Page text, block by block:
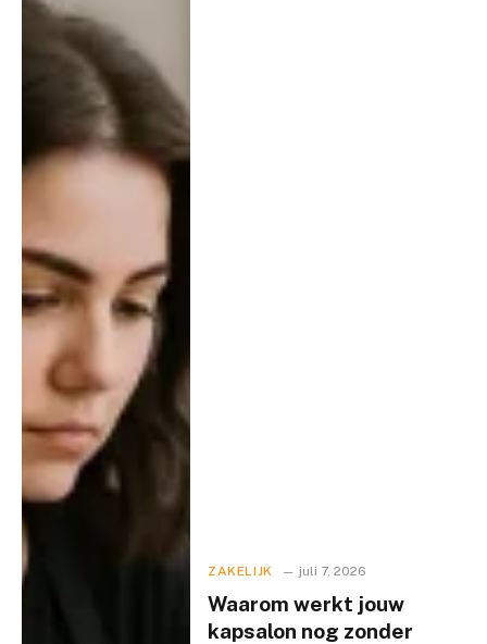
ZAKELIJK juli 7, 2026
Waarom werkt jouw
kapsalon nog zonder